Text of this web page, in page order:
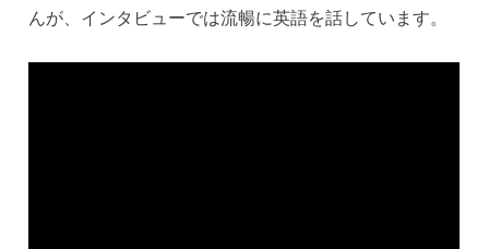
んが、インタビューでは流暢に英語を話しています。